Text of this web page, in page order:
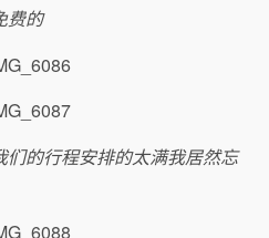
费的
的行程安排的太满我居然忘